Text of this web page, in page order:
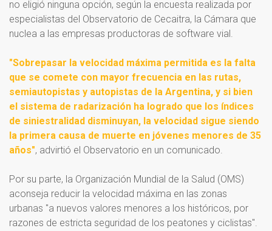
no eligió ninguna opción, según la encuesta realizada por
especialistas del Observatorio de Cecaitra, la Cámara que
nuclea a las empresas productoras de software vial.
"Sobrepasar la velocidad máxima permitida es la falta
que se comete con mayor frecuencia en las rutas,
semiautopistas y autopistas de la Argentina, y si bien
el sistema de radarización ha logrado que los índices
de siniestralidad disminuyan, la velocidad sigue siendo
la primera causa de muerte en jóvenes menores de 35
años", advirtió el Observatorio en un comunicado.
Por su parte, la Organización Mundial de la Salud (OMS)
aconseja reducir la velocidad máxima en las zonas
urbanas "a nuevos valores menores a los históricos, por
razones de estricta seguridad de los peatones y ciclistas".